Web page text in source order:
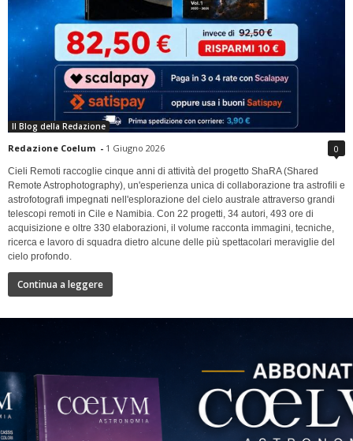
Il Blog della Redazione
Redazione Coelum - 1 Giugno 2026 0
Cieli Remoti raccoglie cinque anni di attività del progetto ShaRA (Shared
Remote Astrophotography), un'esperienza unica di collaborazione tra astrofili e
astrofotografi impegnati nell'esplorazione del cielo australe attraverso grandi
telescopi remoti in Cile e Namibia. Con 22 progetti, 34 autori, 493 ore di
acquisizione e oltre 330 elaborazioni, il volume racconta immagini, tecniche,
ricerca e lavoro di squadra dietro alcune delle più spettacolari meraviglie del
cielo profondo.
Continua a leggere